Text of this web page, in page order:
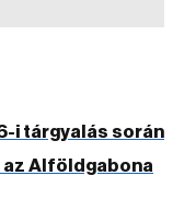
i tárgyalás során
Alföldgabona